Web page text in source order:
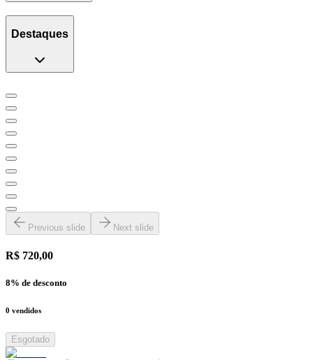
Destaques
Previous slide Next slide
R$ 720,00
8% de desconto
0 vendidos
Esgotado